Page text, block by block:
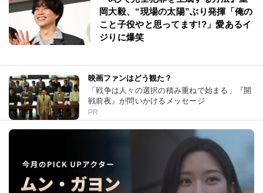
岡大毅、“現場の太陽”ぶり発揮「俺の
こと子役やと思ってます!?」愛あるイ
ジりに爆笑
映画ファンはどう観た？
「戦争は人々の選択の積み重ねで始まる」『開
戦前夜』が問いかけるメッセージ
PR